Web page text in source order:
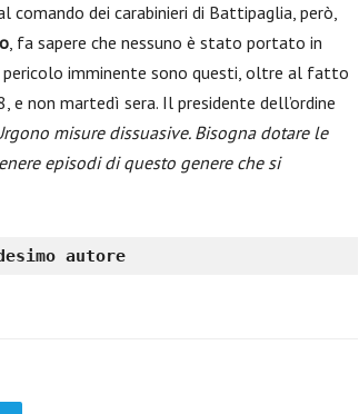
comando dei carabinieri di Battipaglia, però,
, fa sapere che nessuno è stato portato in
pericolo imminente sono questi, oltre al fatto
e non martedì sera. Il presidente dell’ordine
misure dissuasive. Bisogna dotare le
episodi di questo genere che si
autore